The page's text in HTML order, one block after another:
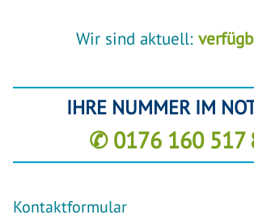
Wir sind aktuell:
IHRE NUMMER IM
✆ 0176 160 517
Kontaktformular